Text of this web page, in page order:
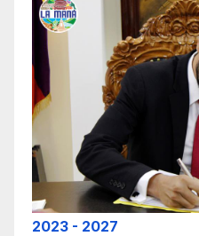
2023 - 2027